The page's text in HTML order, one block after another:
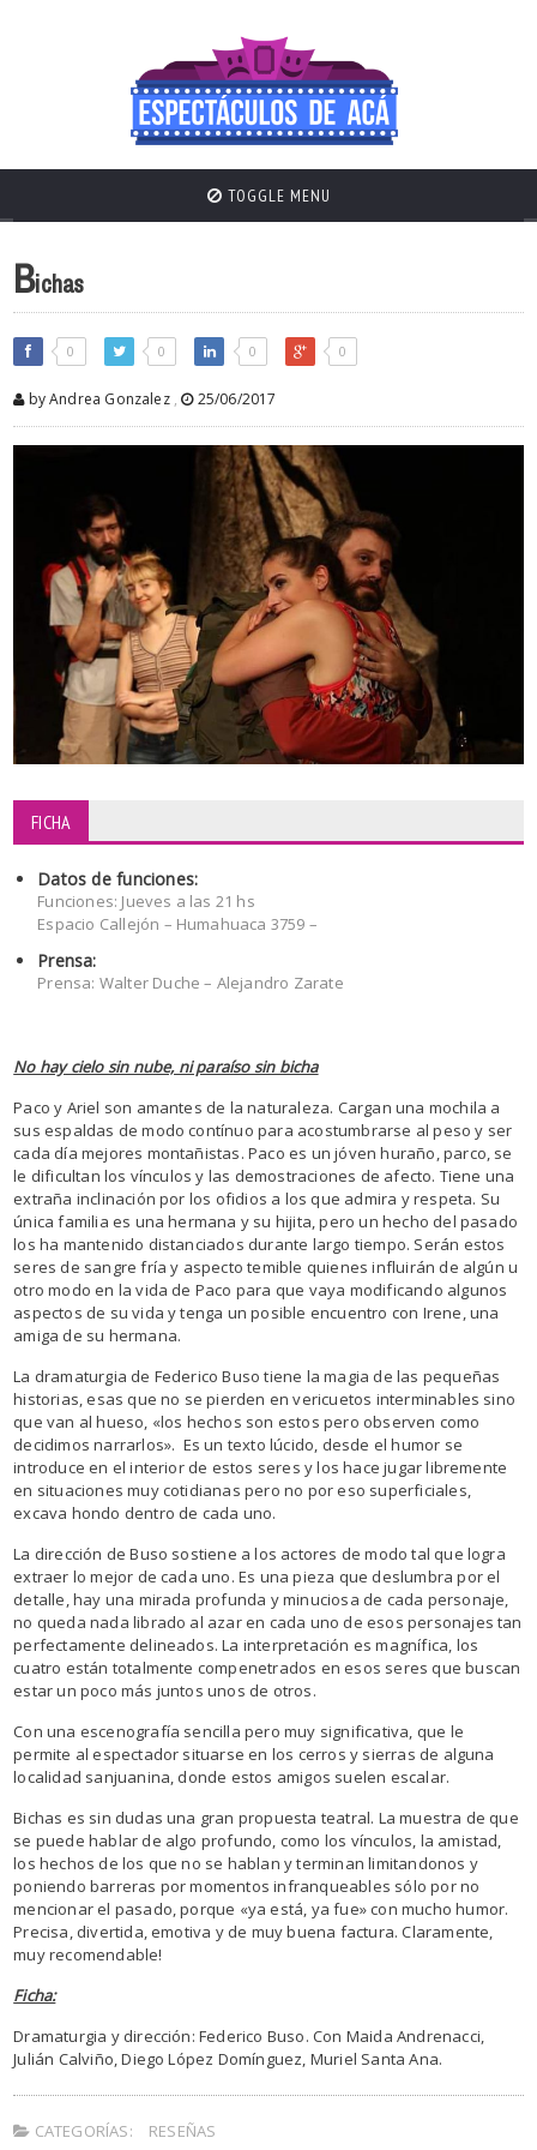
TOGGLE MENU
Bichas
0 0 0 0
by Andrea Gonzalez , 25/06/2017
FICHA
Datos de funciones:
Funciones: Jueves a las 21 hs
Espacio Callejón – Humahuaca 3759 –
Prensa:
Prensa: Walter Duche – Alejandro Zarate
No hay cielo sin nube, ni paraíso sin bicha
Paco y Ariel son amantes de la naturaleza. Cargan una mochila a
sus espaldas de modo contínuo para acostumbrarse al peso y ser
cada día mejores montañistas. Paco es un jóven huraño, parco, se
le dificultan los vínculos y las demostraciones de afecto. Tiene una
extraña inclinación por los ofidios a los que admira y respeta. Su
única familia es una hermana y su hijita, pero un hecho del pasado
los ha mantenido distanciados durante largo tiempo. Serán estos
seres de sangre fría y aspecto temible quienes influirán de algún u
otro modo en la vida de Paco para que vaya modificando algunos
aspectos de su vida y tenga un posible encuentro con Irene, una
amiga de su hermana.
La dramaturgia de Federico Buso tiene la magia de las pequeñas
historias, esas que no se pierden en vericuetos interminables sino
que van al hueso, «los hechos son estos pero observen como
decidimos narrarlos». Es un texto lúcido, desde el humor se
introduce en el interior de estos seres y los hace jugar libremente
en situaciones muy cotidianas pero no por eso superficiales,
excava hondo dentro de cada uno.
La dirección de Buso sostiene a los actores de modo tal que logra
extraer lo mejor de cada uno. Es una pieza que deslumbra por el
detalle, hay una mirada profunda y minuciosa de cada personaje,
no queda nada librado al azar en cada uno de esos personajes tan
perfectamente delineados. La interpretación es magnífica, los
cuatro están totalmente compenetrados en esos seres que buscan
estar un poco más juntos unos de otros.
Con una escenografía sencilla pero muy significativa, que le
permite al espectador situarse en los cerros y sierras de alguna
localidad sanjuanina, donde estos amigos suelen escalar.
Bichas es sin dudas una gran propuesta teatral. La muestra de que
se puede hablar de algo profundo, como los vínculos, la amistad,
los hechos de los que no se hablan y terminan limitandonos y
poniendo barreras por momentos infranqueables sólo por no
mencionar el pasado, porque «ya está, ya fue» con mucho humor.
Precisa, divertida, emotiva y de muy buena factura. Claramente,
muy recomendable!
Ficha:
Dramaturgia y dirección: Federico Buso. Con Maida Andrenacci,
Julián Calviño, Diego López Domínguez, Muriel Santa Ana.
CATEGORÍAS: RESEÑAS